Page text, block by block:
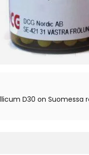
D30 on Suomessa